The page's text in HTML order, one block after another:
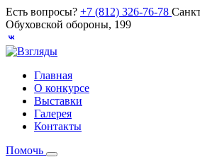
Есть вопросы? +7 (812) 326-76-78
Обуховской обороны, 199
Главная
О конкурсе
Выставки
Галерея
Контакты
Помочь